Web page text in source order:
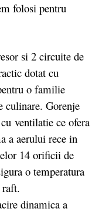
folosi pentru
si 2 circuite de
dotat cu
o familie
culinare. Gorenje
ventilatie ce ofera
a aerului rece in
14 orificii de
o temperatura
raft.
dinamica a